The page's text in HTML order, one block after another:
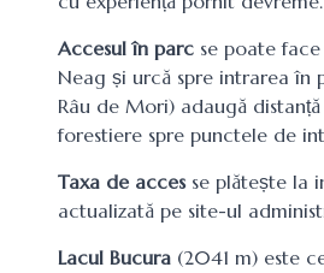
Accesul în parc se poate
Neag și urcă spre intrarea în
Râu de Mori) adaugă
forestiere spre punctele de
Taxa de accesse plătește la
actualizată pe site-ul
Lacul Bucura (2041 m) este